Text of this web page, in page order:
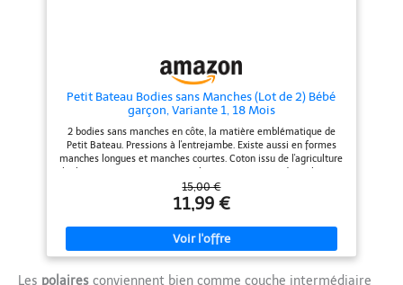
robustes, nos gilets sont conçus
pour durer; Vous pouvez compter
sur eux pour supporter des
lavages fréquents et conserver
tout-petit une tenue durable
SPACIEUX ET FLEXIBLE : laissez
votre bébé bouger et jouer
confortable à mesure qu'ils
conçus pour s'adapter à leur
mode de vie actif, afin qu'ils
Petit Bateau Bodies sans Manches (Lot de 2) Bébé
garçon, Variante 1, 18 Mois
2 bodies sans manches en côte, la matière emblématique de
Petit Bateau. Pressions à l'entrejambe. Existe aussi en formes
manches longues et manches courtes. Coton issu de l'agriculture
biologique, garantissant une culture respectueuse des sols sans
OGM.
15,00 €
11,99 €
Les polaires conviennent bien comme couche intermédiaire